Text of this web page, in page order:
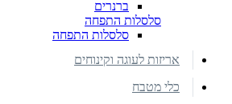
ברנרים
סלסלות התפחה
סלסלות התפחה
אריזות לעוגה וקינוחים
כלי מטבח